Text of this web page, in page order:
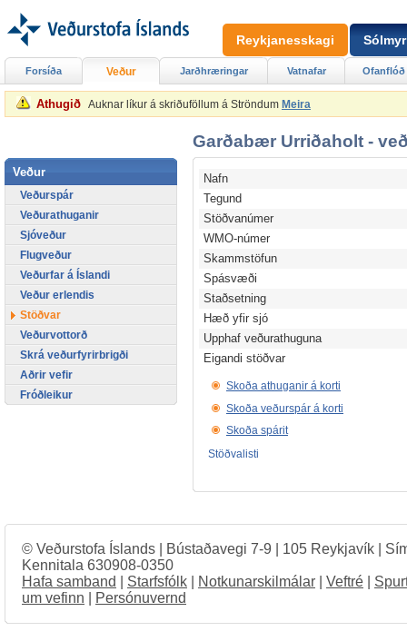
Athugið Auknar líkur á skriðuföllum á Ströndum Meira
Garðabær Urriðaholt -
Nafn
Tegund
Stöðvanúmer
WMO-númer
Skammstöfun
Spásvæði
Staðsetning
Hæð yfir sjó
Upphaf veðurathuguna
Eigandi stöðvar
Skoða athuganir á korti
Skoða veðurspár á korti
Skoða spárit
Stöðvalisti
Forsíða Veður Jarðhræringar Vatnafar Ofanflóð
Veður
Veðurspár
Veðurathuganir
Sjóveður
Flugveður
Veðurfar á Íslandi
Veður erlendis
Stöðvar
Veðurvottorð
Skrá veðurfyrirbrigði
Aðrir vefir
Fróðleikur
Reykjanesskagi
© Veðurstofa Íslands | Bústaðavegi 7-9 | 105 Reykjavík |
Kennitala 630908-0350
Hafa samband
Starfsfólk Notkunarskilmálar Veftré
um vefinn
Persónuvernd